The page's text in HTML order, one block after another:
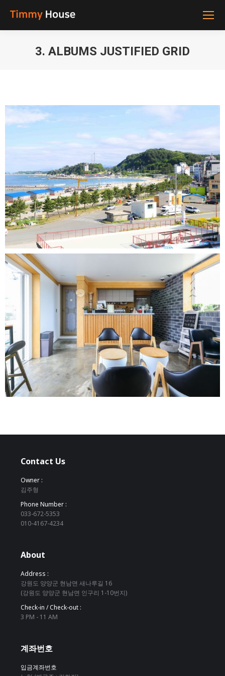
3. ALBUMS JUSTIFIED GRID
Contact Us
Owner :
김주형
Phone Number :
033-672-5353
010-4167-4234
About
Address :
강원도 양양군 현남면 새나루길 16
(강원도 양양군 현남면 인구리 1-10번지)
Check-in / Check-out :
3 PM - 11 AM
계좌번호
입금계좌번호